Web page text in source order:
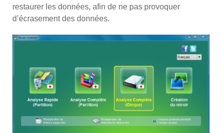
restaurer les données, afin de ne pas provoquer
d’écrasement des données.